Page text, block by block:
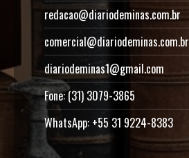
redacao@diariodeminas.com.br
comercial@diariodeminas.com.br
diariodeminas1@gmail.com
Fone: (31) 3079-3865
WhatsApp: +55 31 9224-8383